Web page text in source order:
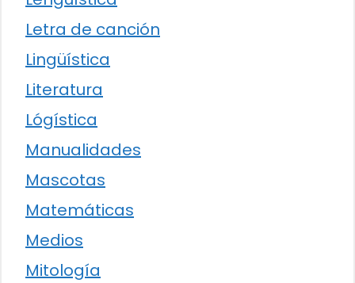
Letra de canción
Lingüística
Literatura
Lógística
Manualidades
Mascotas
Matemáticas
Medios
Mitología